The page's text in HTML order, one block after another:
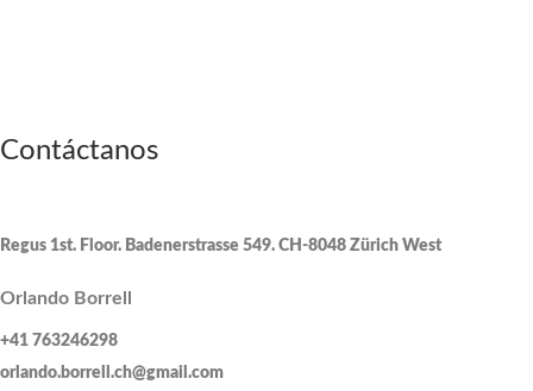
Contáctanos
Regus 1st. Floor. Badenerstrasse 549. CH-8048 Zürich West
Orlando Borrell
+41 763246298
orlando.borrell.ch@gmail.com